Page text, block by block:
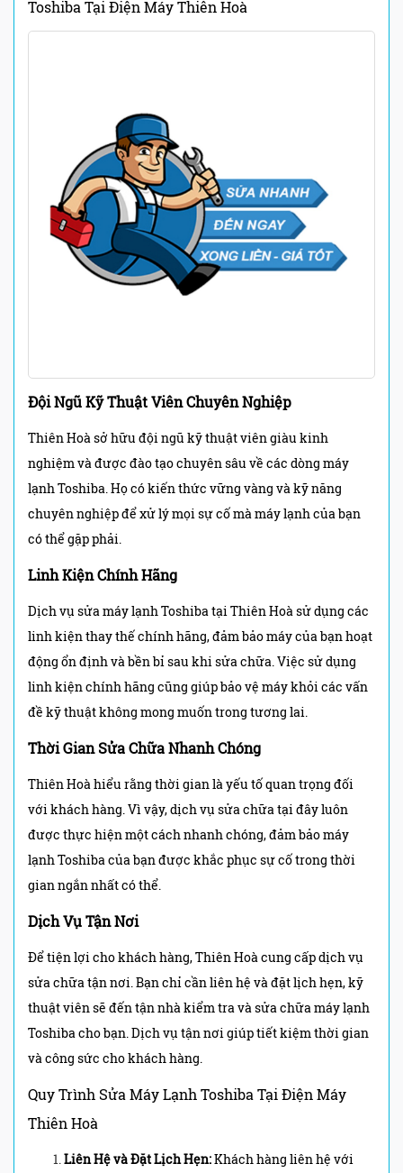
Toshiba Tại Điện Máy Thiên Hoà
Đội Ngũ Kỹ Thuật Viên Chuyên Nghiệp
Thiên Hoà sở hữu đội ngũ kỹ thuật viên giàu kinh
nghiệm và được đào tạo chuyên sâu về các dòng máy
lạnh Toshiba. Họ có kiến thức vững vàng và kỹ năng
chuyên nghiệp để xử lý mọi sự cố mà máy lạnh của bạn
có thể gặp phải.
Linh Kiện Chính Hãng
Dịch vụ sửa máy lạnh Toshiba tại Thiên Hoà sử dụng các
linh kiện thay thế chính hãng, đảm bảo máy của bạn hoạt
động ổn định và bền bỉ sau khi sửa chữa. Việc sử dụng
linh kiện chính hãng cũng giúp bảo vệ máy khỏi các vấn
đề kỹ thuật không mong muốn trong tương lai.
Thời Gian Sửa Chữa Nhanh Chóng
Thiên Hoà hiểu rằng thời gian là yếu tố quan trọng đối
với khách hàng. Vì vậy, dịch vụ sửa chữa tại đây luôn
được thực hiện một cách nhanh chóng, đảm bảo máy
lạnh Toshiba của bạn được khắc phục sự cố trong thời
gian ngắn nhất có thể.
Dịch Vụ Tận Nơi
Để tiện lợi cho khách hàng, Thiên Hoà cung cấp dịch vụ
sửa chữa tận nơi. Bạn chỉ cần liên hệ và đặt lịch hẹn, kỹ
thuật viên sẽ đến tận nhà kiểm tra và sửa chữa máy lạnh
Toshiba cho bạn. Dịch vụ tận nơi giúp tiết kiệm thời gian
và công sức cho khách hàng.
Quy Trình Sửa Máy Lạnh Toshiba Tại Điện Máy
Thiên Hoà
Liên Hệ và Đặt Lịch Hẹn:Khách hàng liên hệ với